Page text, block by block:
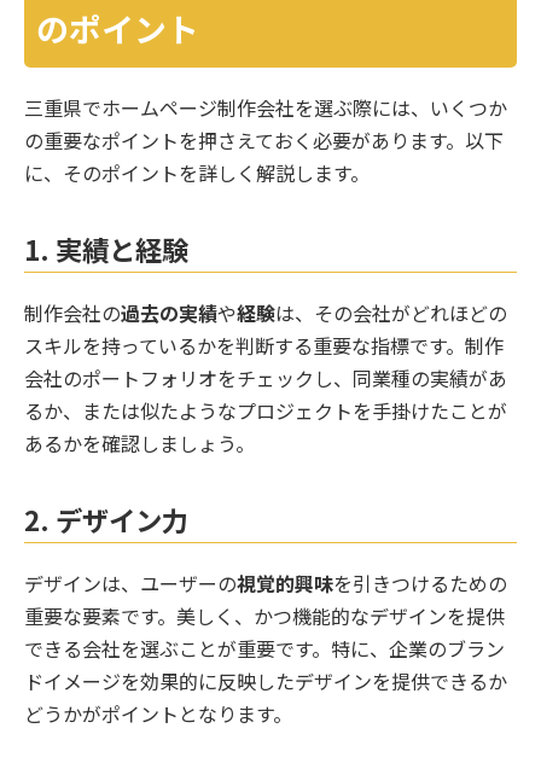
のポイント
三重県でホームページ制作会社を選ぶ際には、いくつか
の重要なポイントを押さえておく必要があります。以下
に、そのポイントを詳しく解説します。
1. 実績と経験
制作会社の過去の実績や経験は、その会社がどれほどの
スキルを持っているかを判断する重要な指標です。制作
会社のポートフォリオをチェックし、同業種の実績があ
るか、または似たようなプロジェクトを手掛けたことが
あるかを確認しましょう。
2. デザイン力
デザインは、ユーザーの視覚的興味を引きつけるための
重要な要素です。美しく、かつ機能的なデザインを提供
できる会社を選ぶことが重要です。特に、企業のブラン
ドイメージを効果的に反映したデザインを提供できるか
どうかがポイントとなります。